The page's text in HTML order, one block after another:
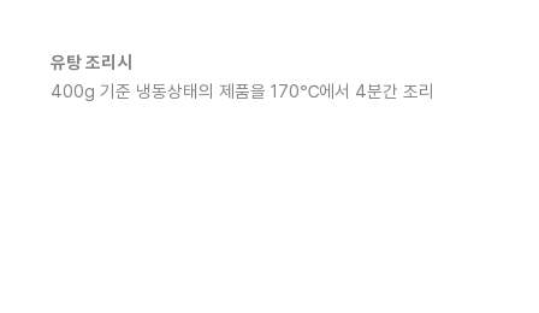
유탕 조리시
400g 기준 냉동상태의 제품을 170℃에서 4분간 조리